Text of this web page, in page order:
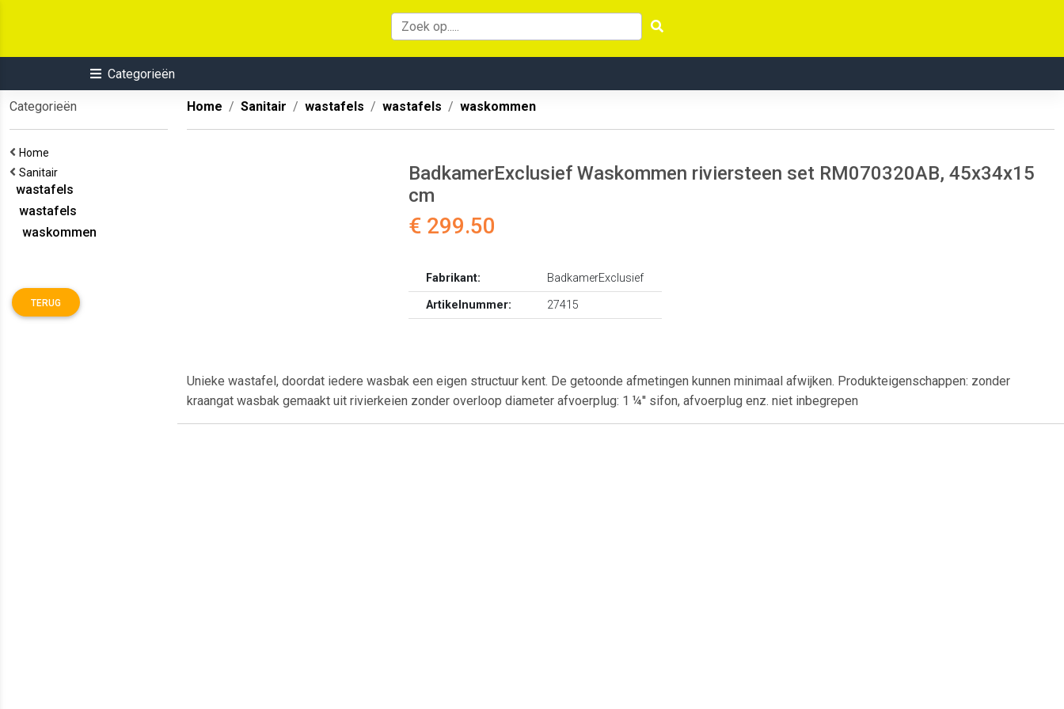
Categorieën
Categorieën
Home
Sanitair
wastafels
wastafels
waskommen
TERUG
Home Sanitair wastafels wastafels waskommen
BadkamerExclusief Waskommen riviersteen set RM070320AB, 45x34x15
cm
€ 299.50
Fabrikant:
BadkamerExclusief
Artikelnummer:
27415
Unieke wastafel, doordat iedere wasbak een eigen structuur kent. De getoonde afmetingen kunnen minimaal afwijken. Produkteigenschappen: zonder
kraangat wasbak gemaakt uit rivierkeien zonder overloop diameter afvoerplug: 1 ¼'' sifon, afvoerplug enz. niet inbegrepen